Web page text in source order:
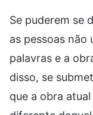
Se puderem se
as pessoas não
palavras e a
disso, se
que a obra